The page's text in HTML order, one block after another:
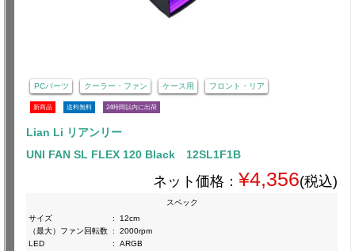
PCパーツ クーラー・ファン ケース用 フロント・リア
新商品 送料無料 24時間以内に出荷
Lian Li リアンリー
UNI FAN SL FLEX 120 Black 12SL1F1B
ネット価格： ¥4,356(税込)
スペック
サイズ
:
12cm
（最大）ファン回転数 :
2000rpm
LED
:
ARGB